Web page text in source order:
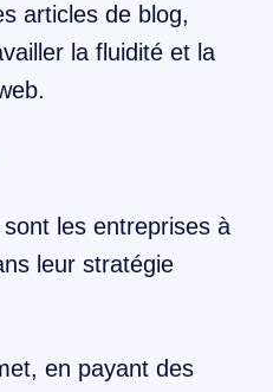
articles de blog,
la fluidité et la
les entreprises à
leur stratégie
en payant des